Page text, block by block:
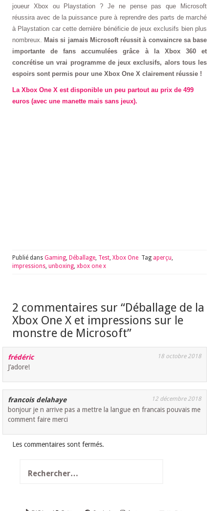
joueur Xbox ou Playstation ? Je ne pense pas que Microsoft
réussira avec de la puissance pure à reprendre des parts de marché
à Playstation car cette dernière bénéficie de jeux exclusifs bien plus
nombreux. Mais si jamais Microsoft réussit à convaincre sa base
importante de fans accumulées grâce à la Xbox 360 et
concrétise un vrai programme de jeux exclusifs, alors tous les
espoirs sont permis pour une Xbox One X clairement réussie !
La Xbox One X est disponible un peu partout au prix de 499
euros (avec une manette mais sans jeux).
Publié dans Gaming, Déballage, Test, Xbox One Tag aperçu,
impressions, unboxing, xbox one x
2 commentaires sur “Déballage de la
Xbox One X et impressions sur le
monstre de Microsoft”
frédéric 18 octobre 2018
J’adore!
francois delahaye 12 décembre 2018
bonjour je n arrive pas a mettre la langue en francais pouvais me
comment faire merci
Les commentaires sont fermés.